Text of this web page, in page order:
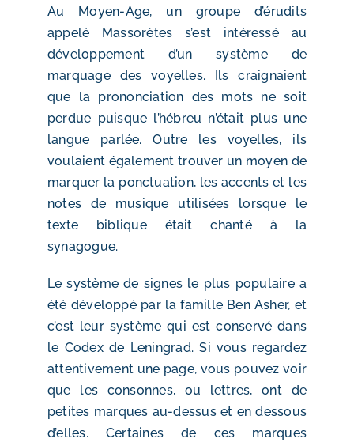
Au Moyen-Age, un groupe d’érudits
appelé Massorètes s’est intéressé au
développement d’un système de
marquage des voyelles. Ils craignaient
que la prononciation des mots ne soit
perdue puisque l’hébreu n’était plus une
langue parlée. Outre les voyelles, ils
voulaient également trouver un moyen de
marquer la ponctuation, les accents et les
notes de musique utilisées lorsque le
texte biblique était chanté à la
synagogue.
Le système de signes le plus populaire a
été développé par la famille Ben Asher, et
c’est leur système qui est conservé dans
le Codex de Leningrad. Si vous regardez
attentivement une page, vous pouvez voir
que les consonnes, ou lettres, ont de
petites marques au-dessus et en dessous
d’elles. Certaines de ces marques